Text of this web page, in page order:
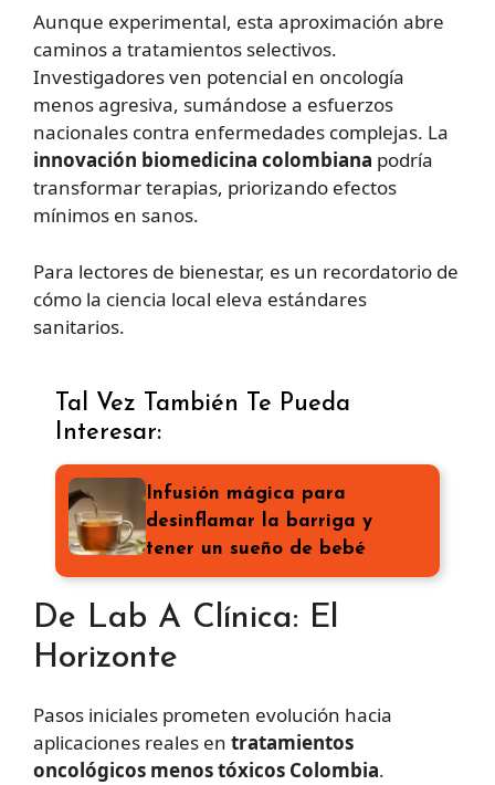
Aunque experimental, esta aproximación abre
caminos a tratamientos selectivos.
Investigadores ven potencial en oncología
menos agresiva, sumándose a esfuerzos
nacionales contra enfermedades complejas. La
innovación biomedicina colombiana podría
transformar terapias, priorizando efectos
mínimos en sanos.
Para lectores de bienestar, es un recordatorio de
cómo la ciencia local eleva estándares
sanitarios.
Tal Vez También Te Pueda
Interesar:
Infusión mágica para
desinflamar la barriga y
tener un sueño de bebé
De Lab A Clínica: El
Horizonte
Pasos iniciales prometen evolución hacia
aplicaciones reales en tratamientos
oncológicos menos tóxicos Colombia.